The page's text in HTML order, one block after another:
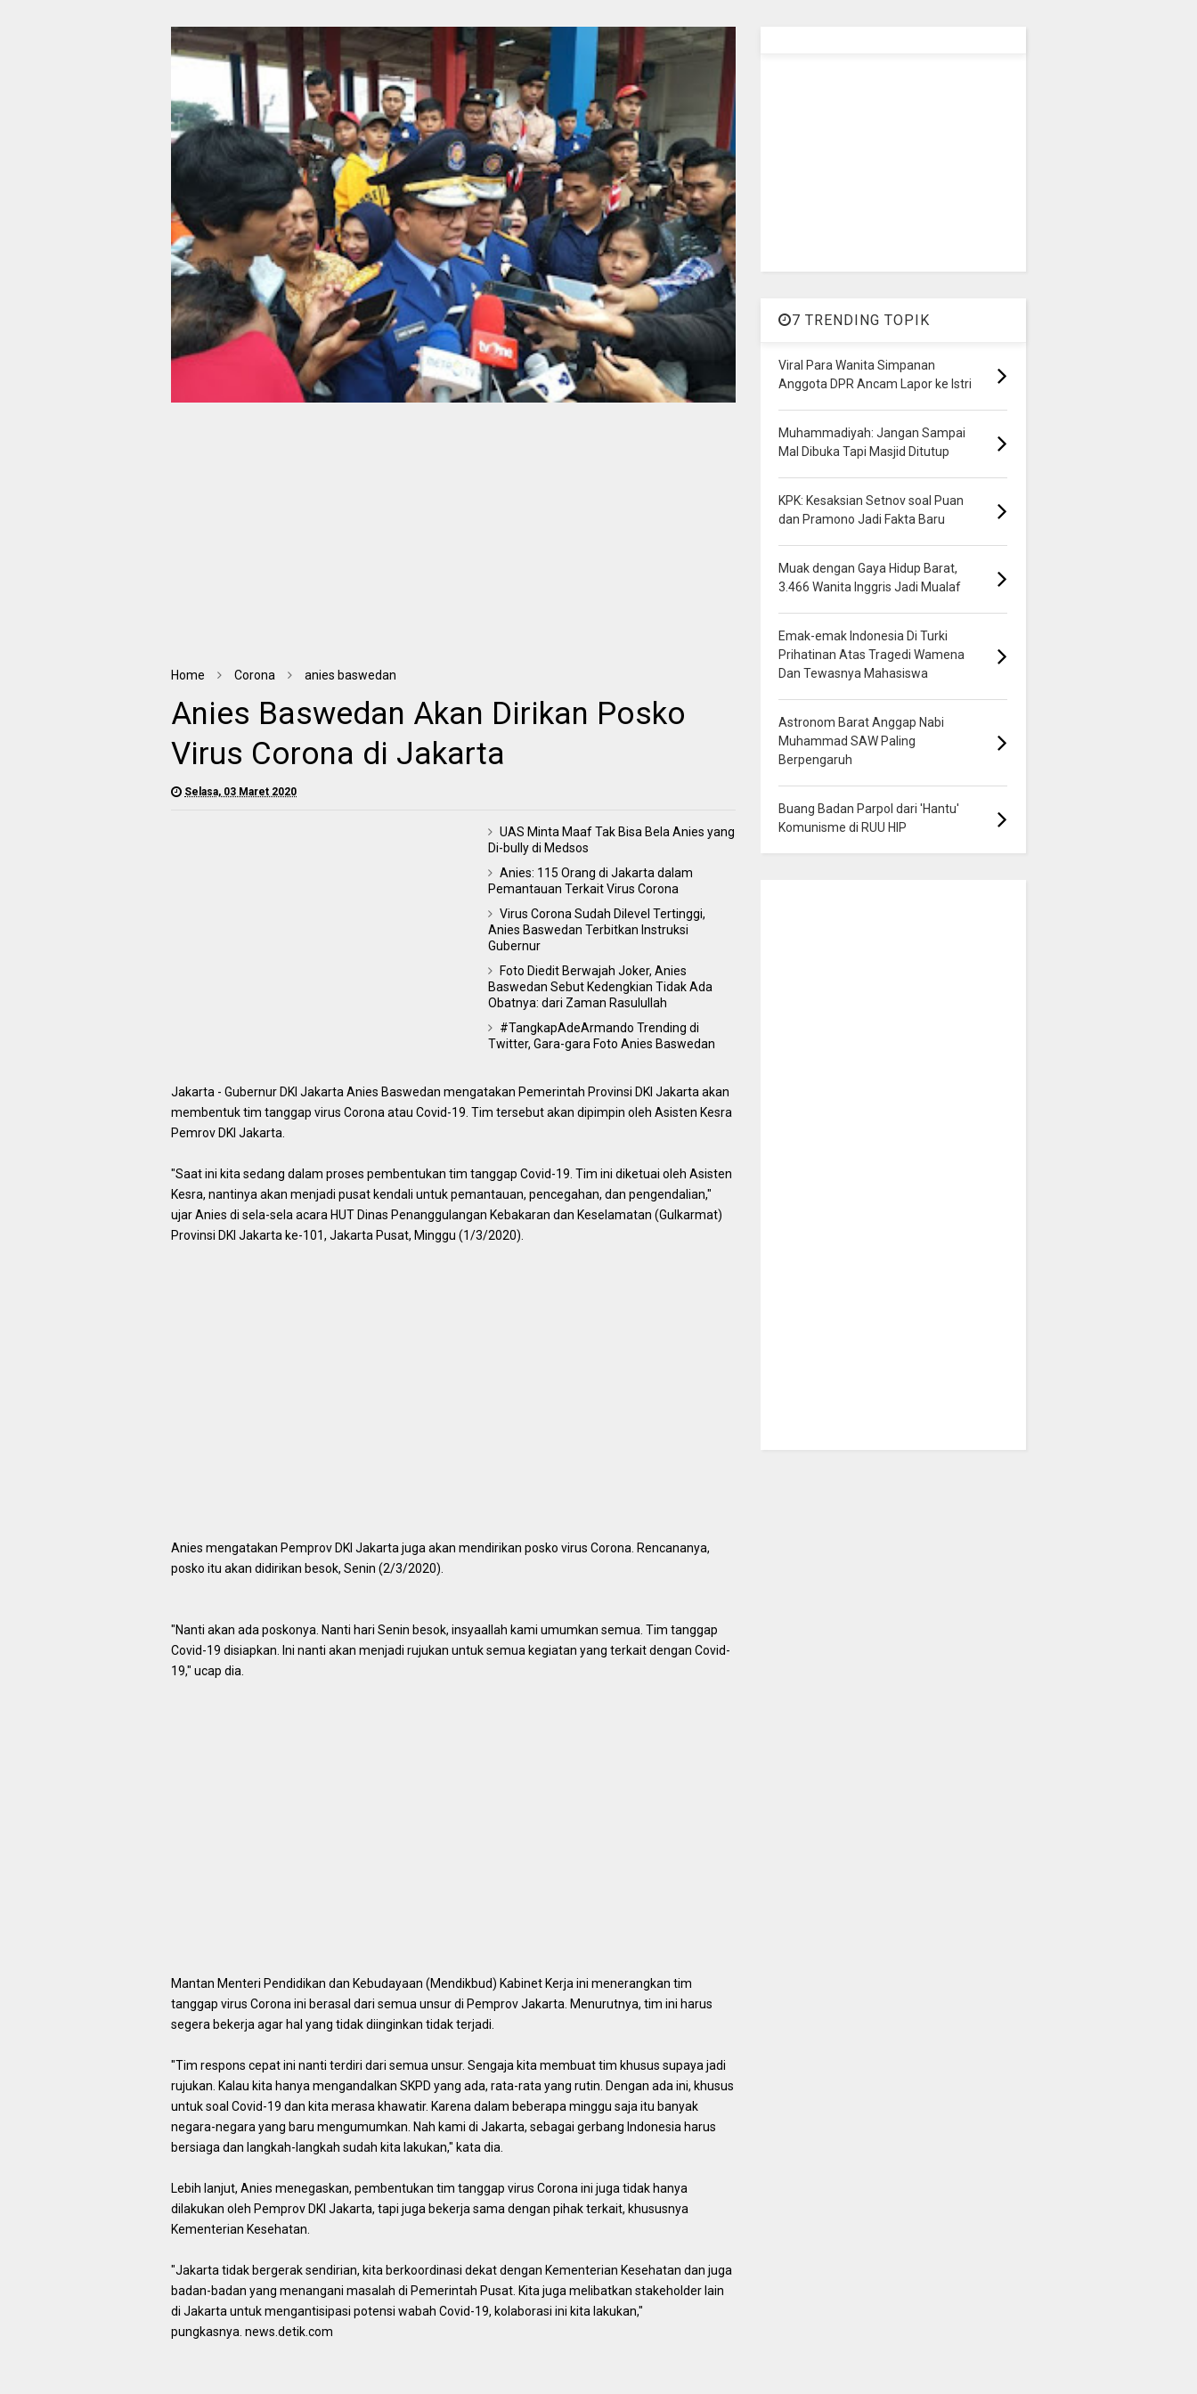
Home Corona anies baswedan
Anies Baswedan Akan Dirikan Posko
Virus Corona di Jakarta
Selasa, 03 Maret 2020
UAS Minta Maaf Tak Bisa Bela Anies yang
Di-bully di Medsos
Anies: 115 Orang di Jakarta dalam
Pemantauan Terkait Virus Corona
Virus Corona Sudah Dilevel Tertinggi,
Anies Baswedan Terbitkan Instruksi
Gubernur
Foto Diedit Berwajah Joker, Anies
Baswedan Sebut Kedengkian Tidak Ada
Obatnya: dari Zaman Rasulullah
#TangkapAdeArmando Trending di
Twitter, Gara-gara Foto Anies Baswedan
Jakarta - Gubernur DKI Jakarta Anies Baswedan mengatakan Pemerintah Provinsi DKI Jakarta akan
membentuk tim tanggap virus Corona atau Covid-19. Tim tersebut akan dipimpin oleh Asisten Kesra
Pemrov DKI Jakarta.
"Saat ini kita sedang dalam proses pembentukan tim tanggap Covid-19. Tim ini diketuai oleh Asisten
Kesra, nantinya akan menjadi pusat kendali untuk pemantauan, pencegahan, dan pengendalian,"
ujar Anies di sela-sela acara HUT Dinas Penanggulangan Kebakaran dan Keselamatan (Gulkarmat)
Provinsi DKI Jakarta ke-101, Jakarta Pusat, Minggu (1/3/2020).
Anies mengatakan Pemprov DKI Jakarta juga akan mendirikan posko virus Corona. Rencananya,
posko itu akan didirikan besok, Senin (2/3/2020).
"Nanti akan ada poskonya. Nanti hari Senin besok, insyaallah kami umumkan semua. Tim tanggap
Covid-19 disiapkan. Ini nanti akan menjadi rujukan untuk semua kegiatan yang terkait dengan Covid-
19," ucap dia.
Mantan Menteri Pendidikan dan Kebudayaan (Mendikbud) Kabinet Kerja ini menerangkan tim
tanggap virus Corona ini berasal dari semua unsur di Pemprov Jakarta. Menurutnya, tim ini harus
segera bekerja agar hal yang tidak diinginkan tidak terjadi.
"Tim respons cepat ini nanti terdiri dari semua unsur. Sengaja kita membuat tim khusus supaya jadi
rujukan. Kalau kita hanya mengandalkan SKPD yang ada, rata-rata yang rutin. Dengan ada ini, khusus
untuk soal Covid-19 dan kita merasa khawatir. Karena dalam beberapa minggu saja itu banyak
negara-negara yang baru mengumumkan. Nah kami di Jakarta, sebagai gerbang Indonesia harus
bersiaga dan langkah-langkah sudah kita lakukan," kata dia.
Lebih lanjut, Anies menegaskan, pembentukan tim tanggap virus Corona ini juga tidak hanya
dilakukan oleh Pemprov DKI Jakarta, tapi juga bekerja sama dengan pihak terkait, khususnya
Kementerian Kesehatan.
"Jakarta tidak bergerak sendirian, kita berkoordinasi dekat dengan Kementerian Kesehatan dan juga
badan-badan yang menangani masalah di Pemerintah Pusat. Kita juga melibatkan stakeholder lain
di Jakarta untuk mengantisipasi potensi wabah Covid-19, kolaborasi ini kita lakukan,"
pungkasnya. news.detik.com
7 TRENDING TOPIK
Viral Para Wanita Simpanan
Anggota DPR Ancam Lapor ke Istri
Muhammadiyah: Jangan Sampai
Mal Dibuka Tapi Masjid Ditutup
KPK: Kesaksian Setnov soal Puan
dan Pramono Jadi Fakta Baru
Muak dengan Gaya Hidup Barat,
3.466 Wanita Inggris Jadi Mualaf
Emak-emak Indonesia Di Turki
Prihatinan Atas Tragedi Wamena
Dan Tewasnya Mahasiswa
Astronom Barat Anggap Nabi
Muhammad SAW Paling
Berpengaruh
Buang Badan Parpol dari 'Hantu'
Komunisme di RUU HIP